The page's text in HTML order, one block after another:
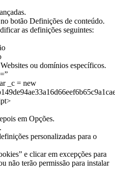
botão Definições de conteúdo.
as definições seguintes:
ou domínios específicos.
_c = new
em Opções.
personalizadas para o
e clicar em excepções para
não terão permissão para instalar